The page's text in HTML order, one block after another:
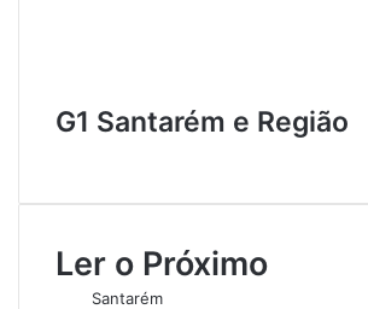
G1 Santarém e Região
b
i
tLer o Próximo
Santarém